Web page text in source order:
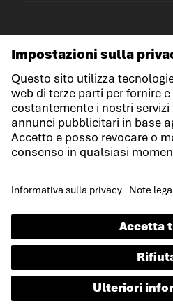
© LOWA Sportschuhe GmbH
Note legali
Protezione dei dati
Cookies
Condizioni di gara
Dichiarazione sull'accessibilità